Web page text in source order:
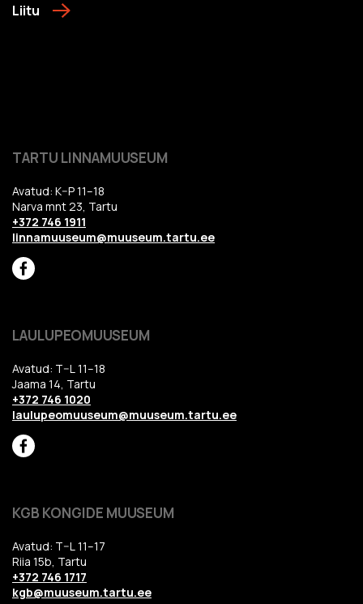
Liitu
TARTU LINNAMUUSEUM
Avatud: K–P 11–18
Narva mnt 23, Tartu
+372 746 1911
linnamuuseum@muuseum.tartu.ee
LAULUPEOMUUSEUM
Avatud: T–L 11–18
Jaama 14, Tartu
+372 746 1020
laulupeomuuseum@muuseum.tartu.ee
KGB KONGIDE MUUSEUM
Avatud: T–L 11–17
Riia 15b, Tartu
+372 746 1717
kgb@muuseum.tartu.ee